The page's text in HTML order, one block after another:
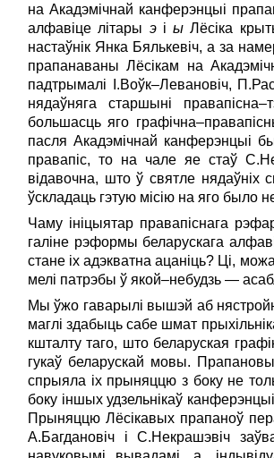
на Акадэміч­най канферэнцыі
алфавіце літары эіы Лёсіка
настаўнік Янка Бялькевіч, а за
прапанаваны Лёсікам на
падтрымалі І.Воўк–Левановіч,
нядаўняга старшыні
большасць яго
пасля Акадэмічнай канферэнцыі
правапіс, то на чале яе стаў
відавочна, што ў святле нядаўніх
ўскладаць гэтую місію на яго было
Чаму ініцыятар правапіснага
галіне рэформы беларускага
стане іх адэкватна ацаніць? Ці,
мелі патрэбы ў якой–небудзь —
Мы ўжо гаварылі вышэй аб
маглі здабыць сабе шмат
кшталту таго, што беларуская
гукаў беларускай мовы.
спрыяла іх прыняццю з боку не
боку іншых удзельнікаў
Прыняццю Лёсікавых прапаноў
А.Багдановіч і С.Некрашэвіч